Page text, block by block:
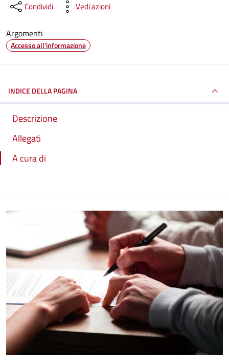
Condividi Vedi azioni
Argomenti
Accesso all'informazione
INDICE DELLA PAGINA
Descrizione
Allegati
A cura di